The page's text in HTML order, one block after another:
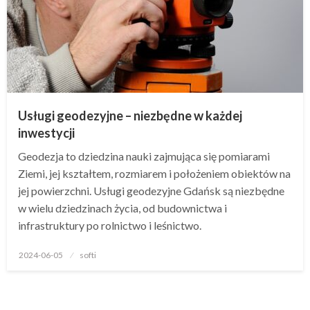
Usługi geodezyjne – niezbędne w każdej
inwestycji
Geodezja to dziedzina nauki zajmująca się pomiarami
Ziemi, jej kształtem, rozmiarem i położeniem obiektów na
jej powierzchni. Usługi geodezyjne Gdańsk są niezbędne
w wielu dziedzinach życia, od budownictwa i
infrastruktury po rolnictwo i leśnictwo.
Opublikowane
2024-06-05 softi